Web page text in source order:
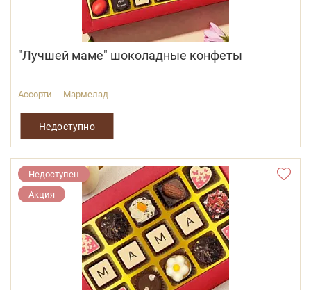
"Лучшей маме" шоколадные конфеты
Ассорти - Мармелад
Недоступно
Недоступен
Акция